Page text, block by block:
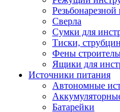
Сверла
Сумки для
Тиски,
Фены
Ящики для
Источники питания
Автономные
Батарейки